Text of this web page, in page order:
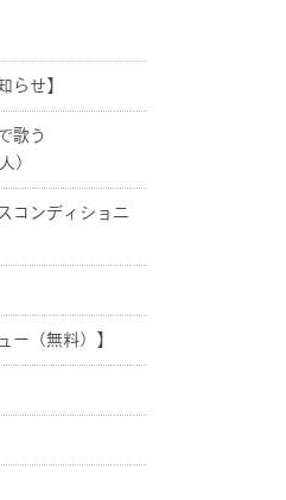
らせ】
歌う
）
コンディショニ
ー（無料）】